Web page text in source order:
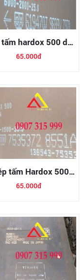
hardox 500 dày
25mm
65.000đ
tấm Hardox 500
dày 30mm
65.000đ